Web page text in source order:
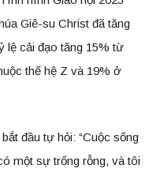
Giê-su Christ đã tăng
lệ cải đạo tăng 15% từ
thế hệ Z và 19% ở
đầu tự hỏi: “Cuộc sống
một sự trống rỗng, và tôi